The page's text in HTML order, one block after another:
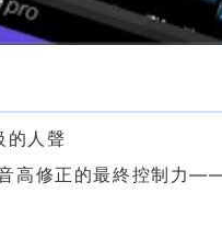
的人聲
高修正的最終控制力